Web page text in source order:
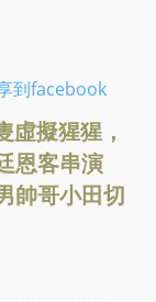
到facebook
虛擬猩猩，
恩客串演
帥哥小田切